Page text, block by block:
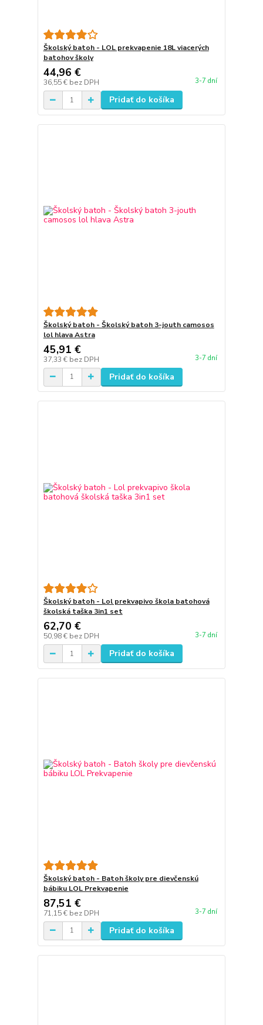
Školský batoh - LOL prekvapenie 18L viacerých
batohov školy
44,96 €
36,55 € bez DPH 3-7 dní
Pridať do košíka
Školský batoh - Školský batoh 3-jouth camosos
lol hlava Astra
45,91 €
37,33 € bez DPH 3-7 dní
Pridať do košíka
Školský batoh - Lol prekvapivo škola batohová
školská taška 3in1 set
62,70 €
50,98 € bez DPH 3-7 dní
Pridať do košíka
Školský batoh - Batoh školy pre dievčenskú
bábiku LOL Prekvapenie
87,51 €
71,15 € bez DPH 3-7 dní
Pridať do košíka